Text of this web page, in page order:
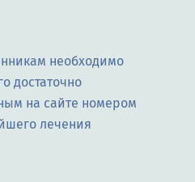
необходимо
достаточно
на сайте номером
лечения